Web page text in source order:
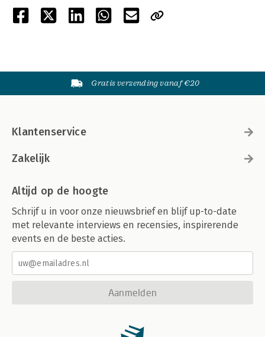
Gratis verzending vanaf €20
Klantenservice
Zakelijk
Altijd op de hoogte
Schrijf u in voor onze nieuwsbrief en blijf up-to-date
met relevante interviews en recensies, inspirerende
events en de beste acties.
Aanmelden